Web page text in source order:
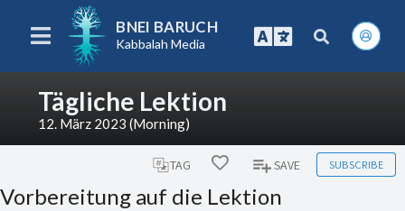
BNEI BARUCH
Kabbalah Media
Tägliche Lektion
12. März 2023 (Morning)
TAG SAVE SUBSCRIBE
Vorbereitung auf die Lektion